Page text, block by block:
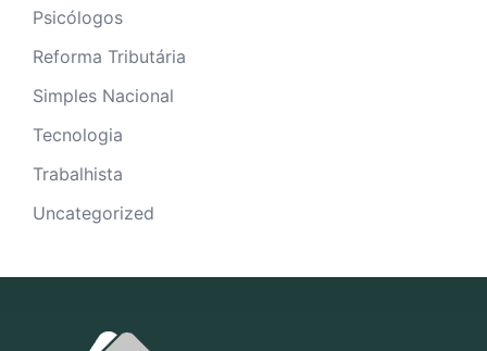
Psicólogos
Reforma Tributária
Simples Nacional
Tecnologia
Trabalhista
Uncategorized